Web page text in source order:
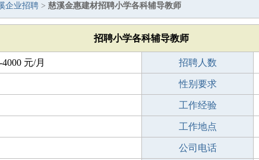
企业招聘 > 慈溪金惠建材招聘小学各科辅导教师
招聘小学各科辅导教师
4000 元/月 招聘人数
性别要求
工作经验
工作地点
公司电话